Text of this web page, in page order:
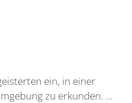
ein, in einer
zu erkunden. ...